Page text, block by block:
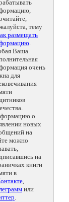
тему
размещать
.
Ваша
очень
для
о
новых
на
можно
на
книги
в
,
или
.